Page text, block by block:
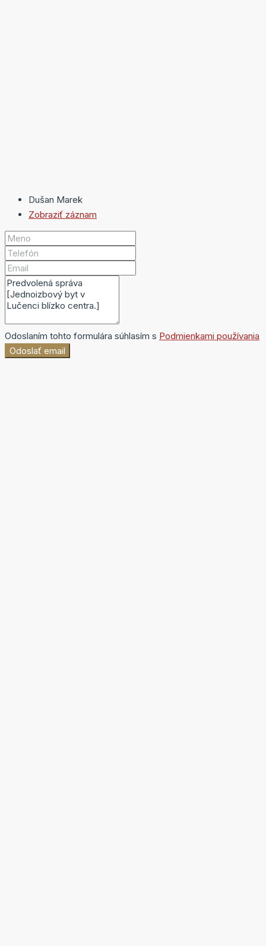
Dušan Marek
Zobraziť záznam
Odoslaním tohto formulára súhlasím s Podmienkami používania
Odoslať email